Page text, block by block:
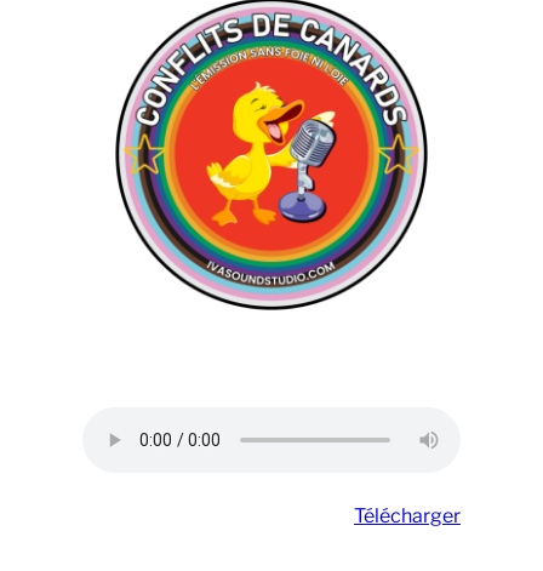
Télécharger